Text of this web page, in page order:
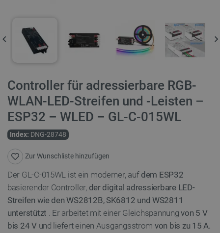
Controller für adressierbare RGB-
WLAN-LED-Streifen und -Leisten –
ESP32 – WLED – GL-C-015WL
Index: DNG-28748
Zur Wunschliste hinzufügen
Der GL-C-015WL ist ein moderner, auf dem ESP32
basierender Controller, der digital adressierbare LED-
Streifen wie den WS2812B, SK6812 und WS2811
unterstützt . Er arbeitet mit einer Gleichspannungvon 5 V
bis 24 Vund liefert einen Ausgangsstrom von bis zu 15 A.